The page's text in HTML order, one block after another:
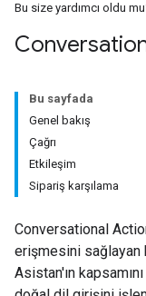
Bu size yardımcı oldu
Bu sayfada
Genel bakış
Çağrı
Etkileşim
Sipariş karşılama
Conversational
erişmesini
Asistan'ın